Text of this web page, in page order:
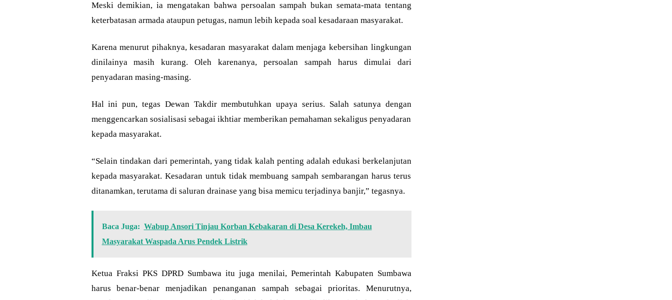
Meski demikian, ia mengatakan bahwa persoalan sampah bukan semata-mata tentang
keterbatasan armada ataupun petugas, namun lebih kepada soal kesadaraan masyarakat.
Karena menurut pihaknya, kesadaran masyarakat dalam menjaga kebersihan lingkungan
dinilainya masih kurang. Oleh karenanya, persoalan sampah harus dimulai dari
penyadaran masing-masing.
Hal ini pun, tegas Dewan Takdir membutuhkan upaya serius. Salah satunya dengan
menggencarkan sosialisasi sebagai ikhtiar memberikan pemahaman sekaligus penyadaran
kepada masyarakat.
“Selain tindakan dari pemerintah, yang tidak kalah penting adalah edukasi berkelanjutan
kepada masyarakat. Kesadaran untuk tidak membuang sampah sembarangan harus terus
ditanamkan, terutama di saluran drainase yang bisa memicu terjadinya banjir,” tegasnya.
Baca Juga: Wabup Ansori Tinjau Korban Kebakaran di Desa Kerekeh, Imbau
Masyarakat Waspada Arus Pendek Listrik
Ketua Fraksi PKS DPRD Sumbawa itu juga menilai, Pemerintah Kabupaten Sumbawa
harus benar-benar menjadikan penanganan sampah sebagai prioritas. Menurutnya,